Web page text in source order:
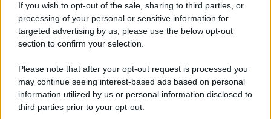
If you wish to opt-out of the sale, sharing to third parties, or
processing of your personal or sensitive information for
targeted advertising by us, please use the below opt-out
section to confirm your selection.
Please note that after your opt-out request is processed you
may continue seeing interest-based ads based on personal
information utilized by us or personal information disclosed to
third parties prior to your opt-out.
Hig Tech Mag
Scoop Mag
Lgbtqia News
Day Travel 365
Home Magazine 365
Cineverse Magazine